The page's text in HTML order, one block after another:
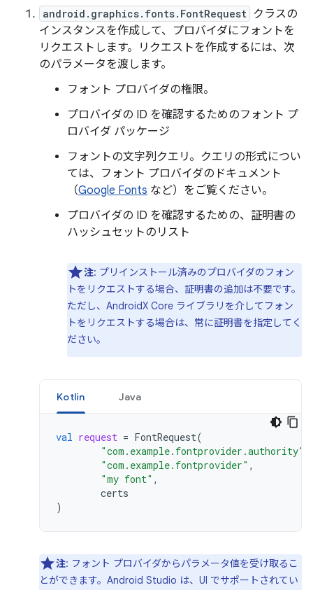
android.graphics.fonts.FontRequest クラスの
インスタンスを作成して、プロバイダにフォントを
リクエストします。リクエストを作成するには、次
のパラメータを渡します。
フォント プロバイダの権限。
プロバイダの ID を確認するためのフォント プ
ロバイダ パッケージ
フォントの文字列クエリ。クエリの形式につい
ては、フォント プロバイダのドキュメント
（Google Fonts など）をご覧ください。
プロバイダの ID を確認するための、証明書の
ハッシュセットのリスト
注: プリインストール済みのプロバイダのフォン
トをリクエストする場合、証明書の追加は不要です。
ただし、AndroidX Core ライブラリを介してフォン
トをリクエストする場合は、常に証明書を指定してく
ださい。
Kotlin Java
val request = FontRequest(
"com.example.fontprovider.authority"
"com.example.fontprovider" ,
"my font" ,
certs
)
注: フォント プロバイダからパラメータ値を受け取るこ
とができます。Android Studio は、UI でサポートされてい